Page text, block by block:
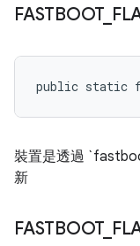
FASTBOOT_
public static
裝置是透過
新
FASTBOOT_